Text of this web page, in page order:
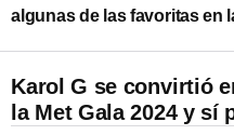
algunas de las favoritas en
Karol G se convirtió
la Met Gala 2024 y sí